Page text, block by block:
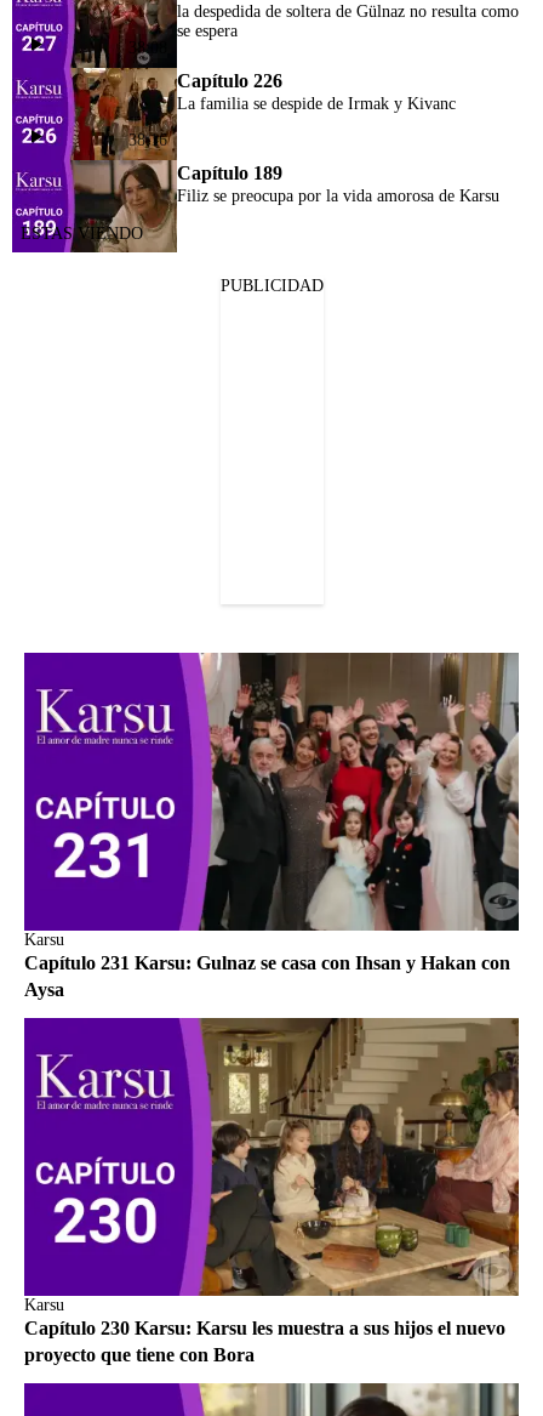
38:08
la despedida de soltera de Gülnaz no resulta como
se espera
38:16
Capítulo 226
La familia se despide de Irmak y Kivanc
Capítulo 189
Filiz se preocupa por la vida amorosa de Karsu
PUBLICIDAD
Karsu
Capítulo 231 Karsu: Gulnaz se casa con Ihsan y Hakan con
Aysa
Karsu
Capítulo 230 Karsu: Karsu les muestra a sus hijos el nuevo
proyecto que tiene con Bora